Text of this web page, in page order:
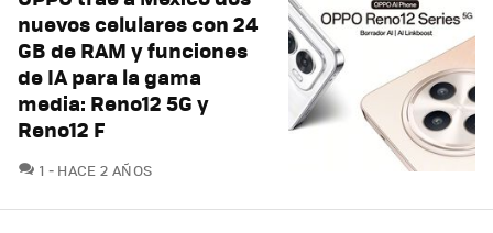
nuevos celulares con 24
GB de RAM y funciones
de IA para la gama
media: Reno12 5G y
Reno12 F
1 COMENTARIOS
HACE 2 AÑOS